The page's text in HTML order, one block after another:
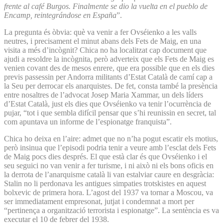
frente al café Burgos. Finalmente se dio la vuelta en el pueblo de
Encamp, reintegrándose en España”.
La pregunta és òbvia: què va venir a fer Ovséienko a les valls
neutres, i precisament el minut abans dels Fets de Maig, en una
visita a més d’incògnit? Chica no ha localitzat cap document que
ajudi a resoldre la incògnita, però adverteix que els Fets de Maig es
venien covant des de mesos enrere, que era possible que en els dies
previs passessin per Andorra militants d’Estat Català de camí cap a
la Seu per derrocar els anarquistes. De fet, consta també la presència
entre nosaltres de l’advocat Josep Maria Xammar, un dels líders
d’Estat Català, just els dies que Ovséienko va tenir l’ocurrència de
pujar, “tot i que sembla difícil pensar que s’hi reunissin en secret, tal
com apuntava un informe de l’espionatge franquista”.
Chica ho deixa en l’aire: admet que no n’ha pogut escatir els motius,
però insinua que l’episodi podria tenir a veure amb l’esclat dels Fets
de Maig pocs dies després. El que està clar és que Ovséienko i el
seu seguici no van venir a fer turisme, i ni això ni els bons oficis en
la derrota de l’anarquisme català li van estalviar caure en desgràcia:
Stalin no li perdonava les antigues simpaties trotskistes en aquest
bolxevic de primera hora. L’agost del 1937 va tornar a Moscou, va
ser immediatament empresonat, jutjat i condemnat a mort per
“pertinença a organització terrorista i espionatge”. La sentència es va
executar el 10 de febrer del 1938.